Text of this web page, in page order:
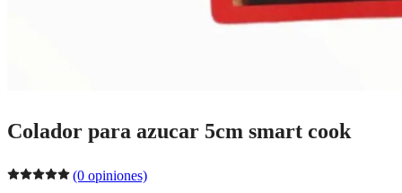
Colador para azucar 5cm smart cook
(0 opiniones)